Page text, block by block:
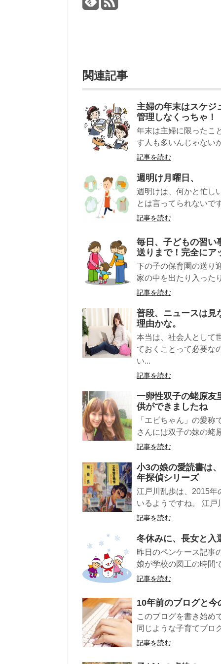
関連記事
主婦の年末はスケジ
管理しなくっちゃ！
年末は主婦に限ったこ
す人も多いんじゃない
記事を読む
週明け月曜日、
週明けは、何かと忙し
とは言ってられないで
記事を読む
毎日、子どもの習い
送りまで！完全にア
下の子の保育園の送り
家の中を出たり入った
記事を読む
普段、ニュースは見
理由かな。
本当は、社会人として
ておくことって必要な
い...
記事を読む
一卵性双子の蛯原友
供ができましたね
「エビちゃん」の愛
さんには双子の妹の蛯
記事を読む
小3の娘の愛読書は
年探偵シリーズ
江戸川乱歩は、2015年
いるようですね。 江戸
記事を読む
冬休みに、長女と入
昨日のペンケース記事
娘が学校の図工の時間
記事を読む
10年前のブログと
このブログを書き始め
同じような子育てブロ
記事を読む